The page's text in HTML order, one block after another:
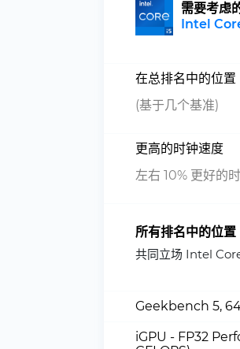
需要考虑
Intel
在总排名中的位置
(基于几个基准)
更高的时钟速度
左右 10% 更好的
所有排名中的位置
共同立场 Intel
Geekbench 5,
iGPU - FP32